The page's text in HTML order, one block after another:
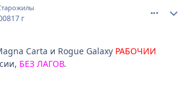
17 г
Carta и Rogue Galaxy РАБОЧИИ
БЕЗ ЛАГОВ.